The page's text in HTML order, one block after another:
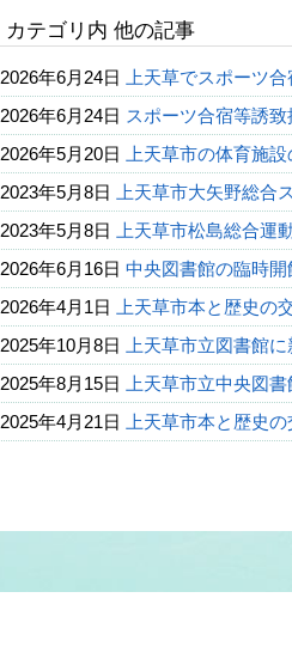
カテゴリ内 他の記事
2026年6月24日
上天草でスポーツ
2026年6月24日 スポーツ合宿等誘
2026年5月20日
上天草市の体育施
2023年5月8日
上天草市大矢野総合
2023年5月8日
上天草市松島総合運
2026年6月16日 中央図書館の臨時開
2026年4月1日
上天草市本と歴史の
2025年10月8日
上天草市立図書館
2025年8月15日
上天草市立中央図
2025年4月21日
上天草市本と歴史